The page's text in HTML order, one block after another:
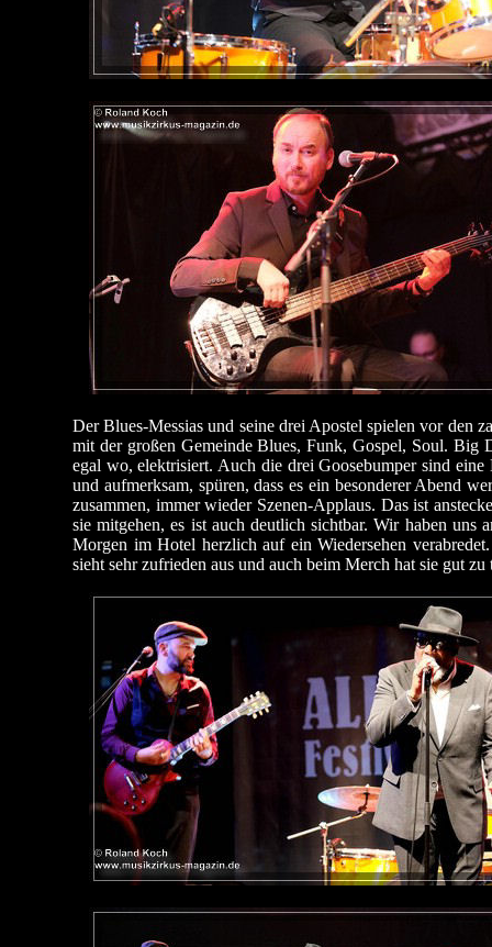
Der Blues-Messias und seine drei Apostel spielen vor den
mit der großen Gemeinde Blues, Funk, Gospel, Soul. Big
egal wo, elektrisiert. Auch die drei Goosebumper sind
und aufmerksam, spüren, dass es ein besonderer Abend
zusammen, immer wieder Szenen-Applaus. Das ist
sie mitgehen, es ist auch deutlich sichtbar. Wir haben uns
Morgen im Hotel herzlich auf ein Wiedersehen
sieht sehr zufrieden aus und auch beim Merch hat sie gut zu